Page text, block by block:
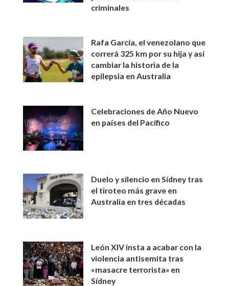
criminales
Rafa García, el venezolano que
correrá 325 km por su hija y así
cambiar la historia de la
epilepsia en Australia
Celebraciones de Año Nuevo
en países del Pacífico
Duelo y silencio en Sídney tras
el tiroteo más grave en
Australia en tres décadas
León XIV insta a acabar con la
violencia antisemita tras
«masacre terrorista» en
Sídney